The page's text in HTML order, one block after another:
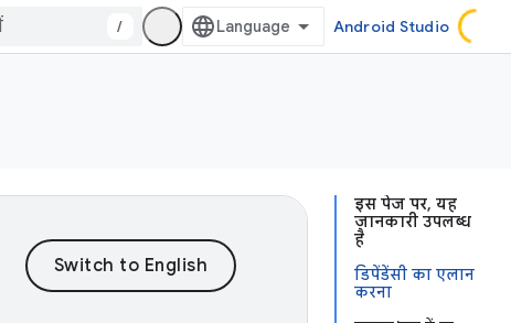
/ Android Studio
इस पेज पर, यह
जानकारी उपलब्ध
है
डिपेंडेंसी का एलान
करना